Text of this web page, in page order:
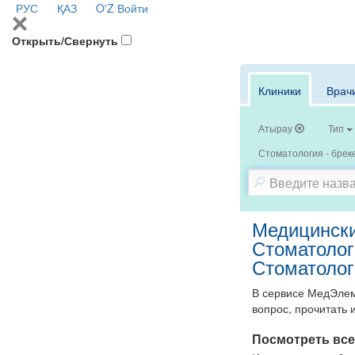
РУС ҚАЗ O'Z Войти
Открыть/Свернуть
Клиники
Атырау
Тип
Стоматология -
В сервисе
вопрос, прочитать
Посмотреть